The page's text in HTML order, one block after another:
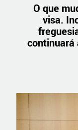
O que
visa.
continuará